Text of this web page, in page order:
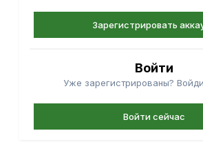
Зарегистрировать
Войти
Уже зарегистрированы?
Войти сейчас